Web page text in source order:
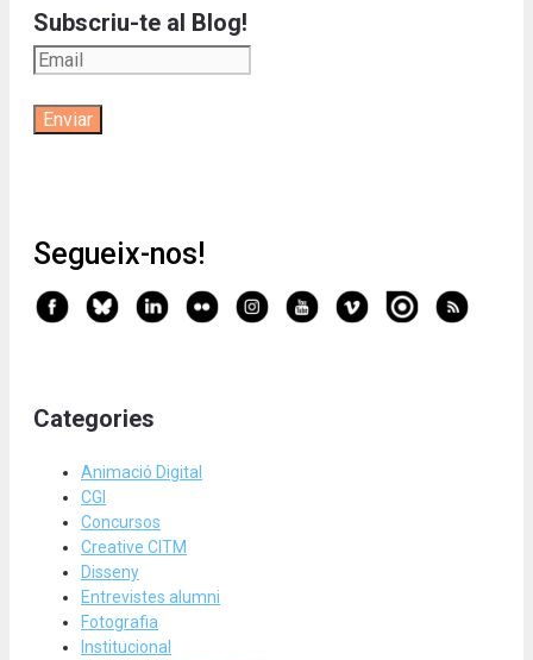
Subscriu-te al Blog!
Segueix-nos!
Categories
Animació Digital
CGI
Concursos
Creative CITM
Disseny
Entrevistes alumni
Fotografia
Institucional